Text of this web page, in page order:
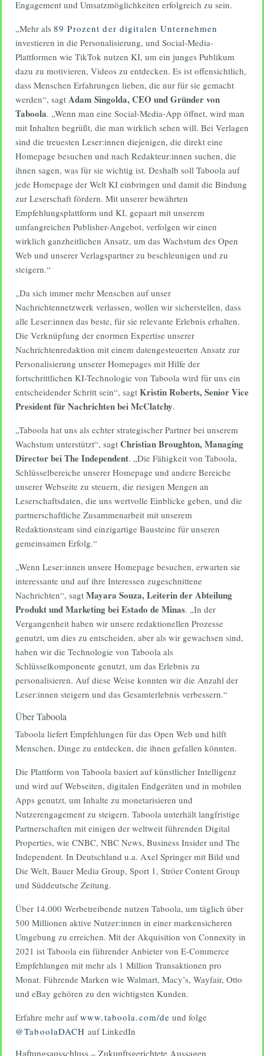
Engagement und Umsatzmöglichkeiten erfolgreich zu sein.
„Mehr als 89 Prozent der digitalen Unternehmen
investieren in die Personalisierung, und Social-Media-
Plattformen wie TikTok nutzen KI, um ein junges Publikum
dazu zu motivieren, Videos zu entdecken. Es ist offensichtlich,
dass Menschen Erfahrungen lieben, die nur für sie gemacht
werden“, sagt Adam Singolda, CEO und Gründer von
Taboola. „Wenn man eine Social-Media-App öffnet, wird man
mit Inhalten begrüßt, die man wirklich sehen will. Bei Verlagen
sind die treuesten Leser:innen diejenigen, die direkt eine
Homepage besuchen und nach Redakteur:innen suchen, die
ihnen sagen, was für sie wichtig ist. Deshalb soll Taboola auf
jede Homepage der Welt KI einbringen und damit die Bindung
zur Leserschaft fördern. Mit unserer bewährten
Empfehlungsplattform und KI, gepaart mit unserem
umfangreichen Publisher-Angebot, verfolgen wir einen
wirklich ganzheitlichen Ansatz, um das Wachstum des Open
Web und unserer Verlagspartner zu beschleunigen und zu
steigern.“
„Da sich immer mehr Menschen auf unser
Nachrichtennetzwerk verlassen, wollen wir sicherstellen, dass
alle Leser:innen das beste, für sie relevante Erlebnis erhalten.
Die Verknüpfung der enormen Expertise unserer
Nachrichtenredaktion mit einem datengesteuerten Ansatz zur
Personalisierung unserer Homepages mit Hilfe der
fortschrittlichen KI-Technologie von Taboola wird für uns ein
entscheidender Schritt sein“, sagt Kristin Roberts, Senior Vice
President für Nachrichten bei McClatchy.
„Taboola hat uns als echter strategischer Partner bei unserem
Wachstum unterstützt“, sagt Christian Broughton, Managing
Director bei The Independent. „Die Fähigkeit von Taboola,
Schlüsselbereiche unserer Homepage und andere Bereiche
unserer Webseite zu steuern, die riesigen Mengen an
Leserschaftsdaten, die uns wertvolle Einblicke geben, und die
partnerschaftliche Zusammenarbeit mit unserem
Redaktionsteam sind einzigartige Bausteine für unseren
gemeinsamen Erfolg.“
„Wenn Leser:innen unsere Homepage besuchen, erwarten sie
interessante und auf ihre Interessen zugeschnittene
Nachrichten“, sagt Mayara Souza, Leiterin der Abteilung
Produkt und Marketing bei Estado de Minas. „In der
Vergangenheit haben wir unsere redaktionellen Prozesse
genutzt, um dies zu entscheiden, aber als wir gewachsen sind,
haben wir die Technologie von Taboola als
Schlüsselkomponente genutzt, um das Erlebnis zu
personalisieren. Auf diese Weise konnten wir die Anzahl der
Leser:innen steigern und das Gesamterlebnis verbessern.“
Über Taboola
Taboola liefert Empfehlungen für das Open Web und hilft
Menschen, Dinge zu entdecken, die ihnen gefallen könnten.
Die Plattform von Taboola basiert auf künstlicher Intelligenz
und wird auf Webseiten, digitalen Endgeräten und in mobilen
Apps genutzt, um Inhalte zu monetarisieren und
Nutzerengagement zu steigern. Taboola unterhält langfristige
Partnerschaften mit einigen der weltweit führenden Digital
Properties, wie CNBC, NBC News, Business Insider und The
Independent. In Deutschland u.a. Axel Springer mit Bild und
Die Welt, Bauer Media Group, Sport 1, Ströer Content Group
und Süddeutsche Zeitung.
Über 14.000 Werbetreibende nutzen Taboola, um täglich über
500 Millionen aktive Nutzer:innen in einer markensicheren
Umgebung zu erreichen. Mit der Akquisition von Connexity in
2021 ist Taboola ein führender Anbieter von E-Commerce
Empfehlungen mit mehr als 1 Million Transaktionen pro
Monat. Führende Marken wie Walmart, Macy’s, Wayfair, Otto
und eBay gehören zu den wichtigsten Kunden.
Erfahre mehr aufwww.taboola.com/de und folge
@TaboolaDACH auf LinkedIn
Haftungsausschluss – Zukunftsgerichtete Aussagen